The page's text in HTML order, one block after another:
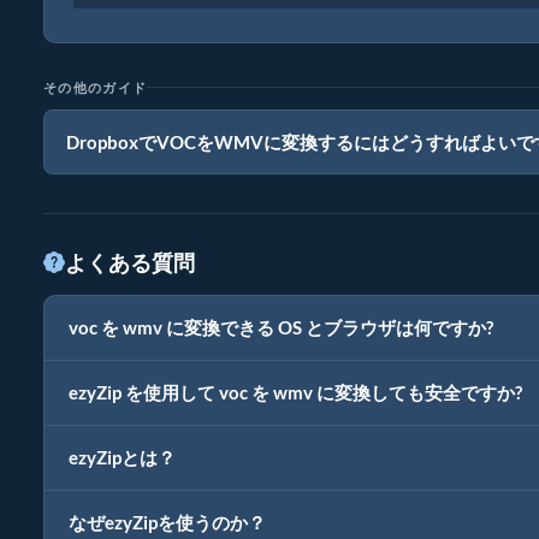
その他のガイド
DropboxでVOCをWMVに変換するにはどうすればよいで
よくある質問
voc を wmv に変換できる OS とブラウザは何ですか?
ezyZip を使用して voc を wmv に変換しても安全ですか?
ezyZipとは？
なぜezyZipを使うのか？